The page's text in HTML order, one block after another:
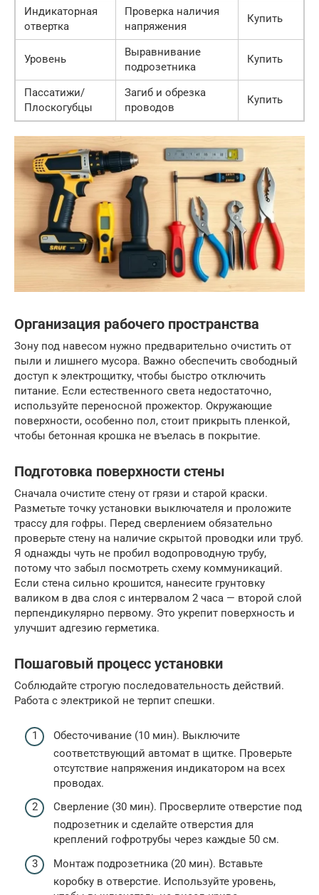
Индикаторная
отвертка
Проверка наличия
напряжения
Купить
Уровень
Выравнивание
подрозетника
Купить
Пассатижи/
Плоскогубцы
Загиб и обрезка
проводов
Купить
Организация рабочего пространства
Зону под навесом нужно предварительно очистить от
пыли и лишнего мусора. Важно обеспечить свободный
доступ к электрощитку, чтобы быстро отключить
питание. Если естественного света недостаточно,
используйте переносной прожектор. Окружающие
поверхности, особенно пол, стоит прикрыть пленкой,
чтобы бетонная крошка не въелась в покрытие.
Подготовка поверхности стены
Сначала очистите стену от грязи и старой краски.
Разметьте точку установки выключателя и проложите
трассу для гофры. Перед сверлением обязательно
проверьте стену на наличие скрытой проводки или труб.
Я однажды чуть не пробил водопроводную трубу,
потому что забыл посмотреть схему коммуникаций.
Если стена сильно крошится, нанесите грунтовку
валиком в два слоя с интервалом 2 часа — второй слой
перпендикулярно первому. Это укрепит поверхность и
улучшит адгезию герметика.
Пошаговый процесс установки
Соблюдайте строгую последовательность действий.
Работа с электрикой не терпит спешки.
Обесточивание (10 мин). Выключите
соответствующий автомат в щитке. Проверьте
отсутствие напряжения индикатором на всех
проводах.
Сверление (30 мин). Просверлите отверстие под
подрозетник и сделайте отверстия для
креплений гофротрубы через каждые 50 см.
Монтаж подрозетника (20 мин). Вставьте
коробку в отверстие. Используйте уровень,